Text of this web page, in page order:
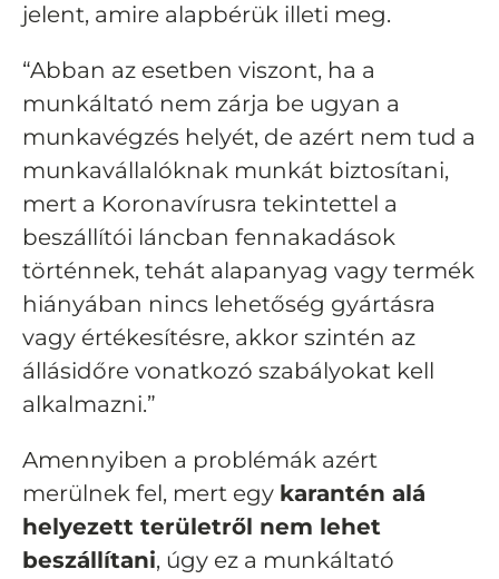
jelent, amire alapbérük illeti meg.
“Abban az esetben viszont, ha a
munkáltató nem zárja be ugyan a
munkavégzés helyét, de azért nem tud a
munkavállalóknak munkát biztosítani,
mert a Koronavírusra tekintettel a
beszállítói láncban fennakadások
történnek, tehát alapanyag vagy termék
hiányában nincs lehetőség gyártásra
vagy értékesítésre, akkor szintén az
állásidőre vonatkozó szabályokat kell
alkalmazni.”
Amennyiben a problémák azért
merülnek fel, mert egy karantén alá
helyezett területről nem lehet
beszállítani, úgy ez a munkáltató